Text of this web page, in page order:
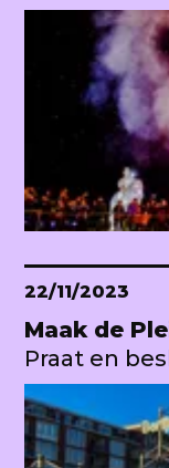
22/11/2023
Maak de
Praat en